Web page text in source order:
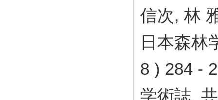
信次, 林
日本森林
8 ) 284 -
学術誌